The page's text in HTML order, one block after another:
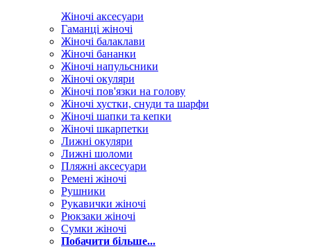
Жіночі аксесуари
Гаманці жіночі
Жіночі балаклави
Жіночі бананки
Жіночі напульсники
Жіночі окуляри
Жіночі пов'язки на голову
Жіночі хустки, снуди та шарфи
Жіночі шапки та кепки
Жіночі шкарпетки
Лижні окуляри
Лижні шоломи
Пляжні аксесуари
Ремені жіночі
Рушники
Рукавички жіночі
Рюкзаки жіночі
Сумки жіночі
Побачити більше...